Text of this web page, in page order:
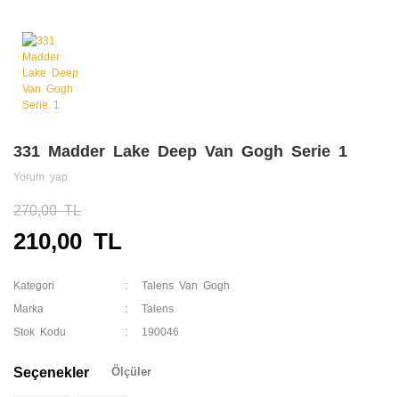
331 Madder Lake Deep Van Gogh Serie 1
Yorum yap
270,00 TL
210,00 TL
Kategori Talens Van Gogh
Marka Talens
Stok Kodu 190046
Seçenekler Ölçüler